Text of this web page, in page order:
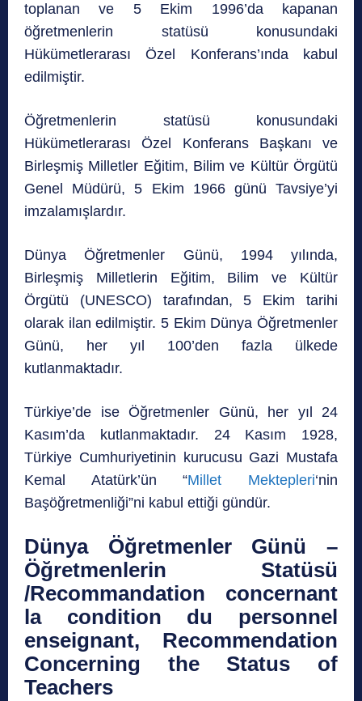
toplanan ve 5 Ekim 1996’da kapanan
öğretmenlerin statüsü konusundaki
Hükümetlerarası Özel Konferans’ında kabul
edilmiştir.
Öğretmenlerin statüsü konusundaki
Hükümetlerarası Özel Konferans Başkanı ve
Birleşmiş Milletler Eğitim, Bilim ve Kültür Örgütü
Genel Müdürü, 5 Ekim 1966 günü Tavsiye’yi
imzalamışlardır.
Dünya Öğretmenler Günü, 1994 yılında,
Birleşmiş Milletlerin Eğitim, Bilim ve Kültür
Örgütü (UNESCO) tarafından, 5 Ekim tarihi
olarak ilan edilmiştir. 5 Ekim Dünya Öğretmenler
Günü, her yıl 100’den fazla ülkede
kutlanmaktadır.
Türkiye’de ise Öğretmenler Günü, her yıl 24
Kasım’da kutlanmaktadır. 24 Kasım 1928,
Türkiye Cumhuriyetinin kurucusu Gazi Mustafa
Kemal Atatürk’ün “Millet Mektepleri‘nin
Başöğretmenliği”ni kabul ettiği gündür.
Dünya Öğretmenler Günü –
Öğretmenlerin Statüsü
/Recommandation concernant
la condition du personnel
enseignant, Recommendation
Concerning the Status of
Teachers